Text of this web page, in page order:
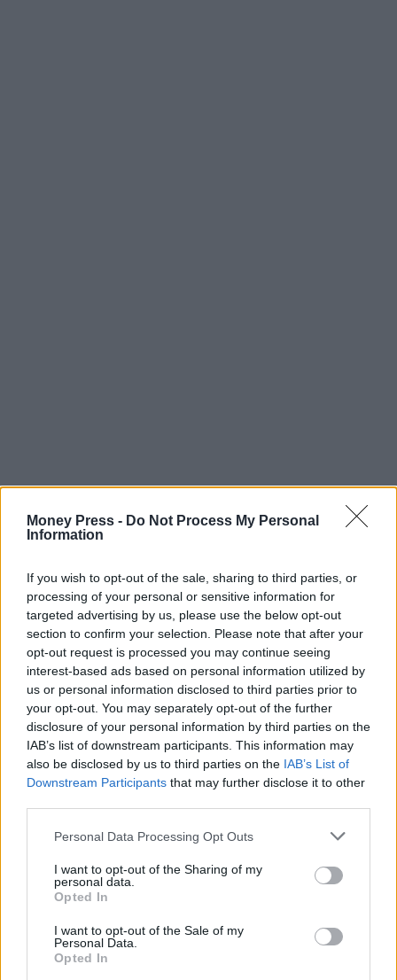
Money Press - Do Not Process My Personal
Information
If you wish to opt-out of the sale, sharing to third parties, or
processing of your personal or sensitive information for
targeted advertising by us, please use the below opt-out
section to confirm your selection. Please note that after your
opt-out request is processed you may continue seeing
interest-based ads based on personal information utilized by
us or personal information disclosed to third parties prior to
your opt-out. You may separately opt-out of the further
disclosure of your personal information by third parties on the
IAB’s list of downstream participants. This information may
also be disclosed by us to third parties on the IAB’s List of
Downstream Participants that may further disclose it to other
Personal Data Processing Opt Outs
I want to opt-out of the Sharing of my
personal data.
Opted In
I want to opt-out of the Sale of my
Personal Data.
Opted In